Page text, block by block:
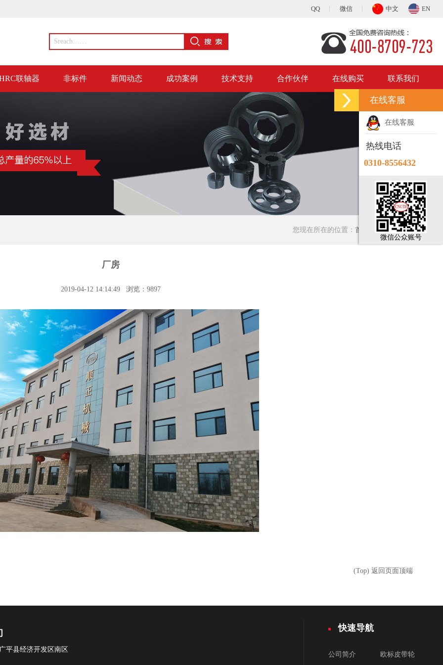
QQ 微信 中文 EN
联轴器 非标件 新闻动态 成功案例 技术支持 合作伙伴 在线购买 联系我们
您现在所在的位置： 首页 公司简介>厂房图片
厂房
2019-04-12 14:14:49 浏览：9897
(Top) 返回页面顶端
平县经济开发区南区
快速导航
公司简介 欧标皮带轮
在线客服
在线客服
热线电话
0310-8556432
微信公众账号